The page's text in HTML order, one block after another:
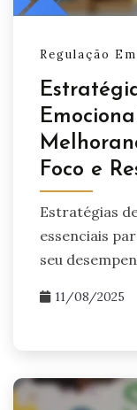
Regulação
Foco e
Estratégias
essenciais
seu
11/08/2025